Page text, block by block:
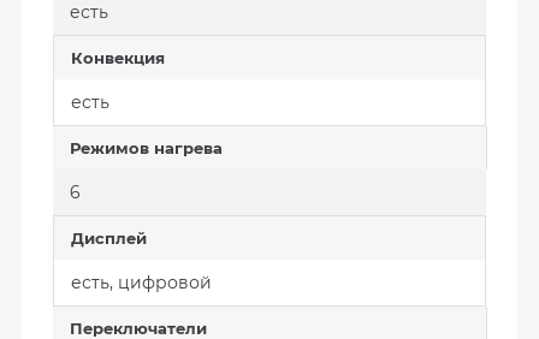
есть
Конвекция
есть
Режимов нагрева
6
Дисплей
есть, цифровой
Переключатели